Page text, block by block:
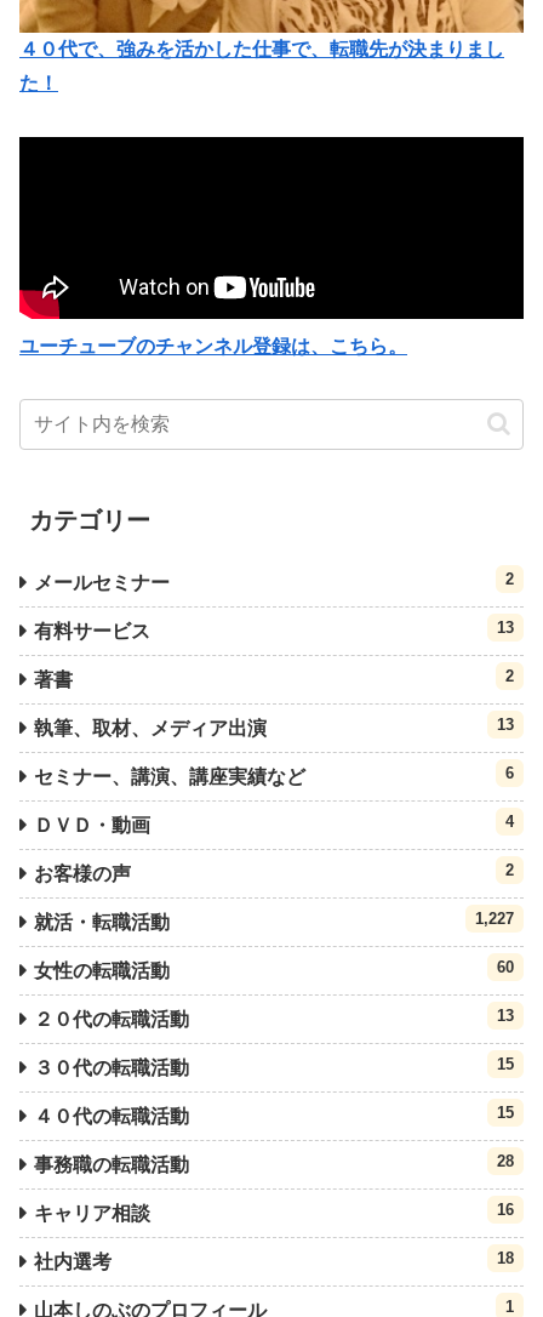
４０代で、強みを活かした仕事で、転職先が決まりまし
た！
ユーチューブのチャンネル登録は、こちら。
カテゴリー
メールセミナー 2
有料サービス 13
著書 2
執筆、取材、メディア出演 13
セミナー、講演、講座実績など 6
ＤＶＤ・動画 4
お客様の声 2
就活・転職活動 1,227
女性の転職活動 60
２０代の転職活動 13
３０代の転職活動 15
４０代の転職活動 15
事務職の転職活動 28
キャリア相談 16
社内選考 18
山本しのぶのプロフィール 1